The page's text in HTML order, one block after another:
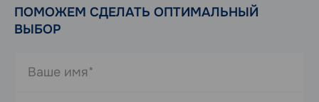
ПОМОЖЕМ СДЕЛАТЬ ОПТИМАЛЬНЫЙ
ВЫБОР